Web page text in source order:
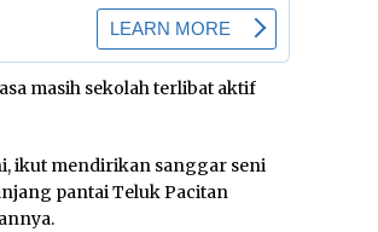
masih sekolah terlibat aktif
ikut mendirikan sanggar seni
pantai Teluk Pacitan